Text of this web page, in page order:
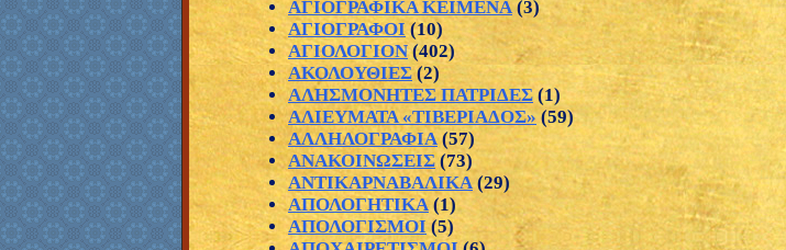
ΑΓΙΟΓΡΑΦΙΚΑ ΚΕΙΜΕΝΑ (3)
ΑΓΙΟΓΡΑΦΟΙ (10)
ΑΓΙΟΛΟΓΙΟΝ (402)
ΑΚΟΛΟΥΘΙΕΣ (2)
ΑΛΗΣΜΟΝΗΤΕΣ ΠΑΤΡΙΔΕΣ (1)
ΑΛΙΕΥΜΑΤΑ «ΤΙΒΕΡΙΑΔΟΣ» (59)
ΑΛΛΗΛΟΓΡΑΦΙΑ (57)
ΑΝΑΚΟΙΝΩΣΕΙΣ (73)
ΑΝΤΙΚΑΡΝΑΒΑΛΙΚΑ (29)
ΑΠΟΛΟΓΗΤΙΚΑ (1)
ΑΠΟΛΟΓΙΣΜΟΙ (5)